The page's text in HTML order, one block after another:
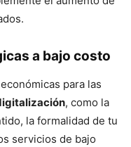
a bajo costo
para las
, como la
la formalidad de tu
servicios de bajo